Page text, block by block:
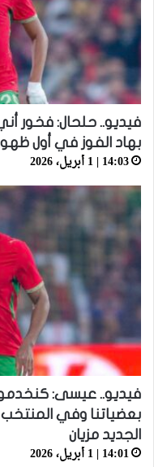
فيديو.. حلحال: فخور
بهاد الفوز في أول
14:03 | 1 أبريل، 2026
فيديو.. عيسى: كنخدمو
بعضياتنا وفي
الجديد مزيان
14:01 | 1 أبريل، 2026